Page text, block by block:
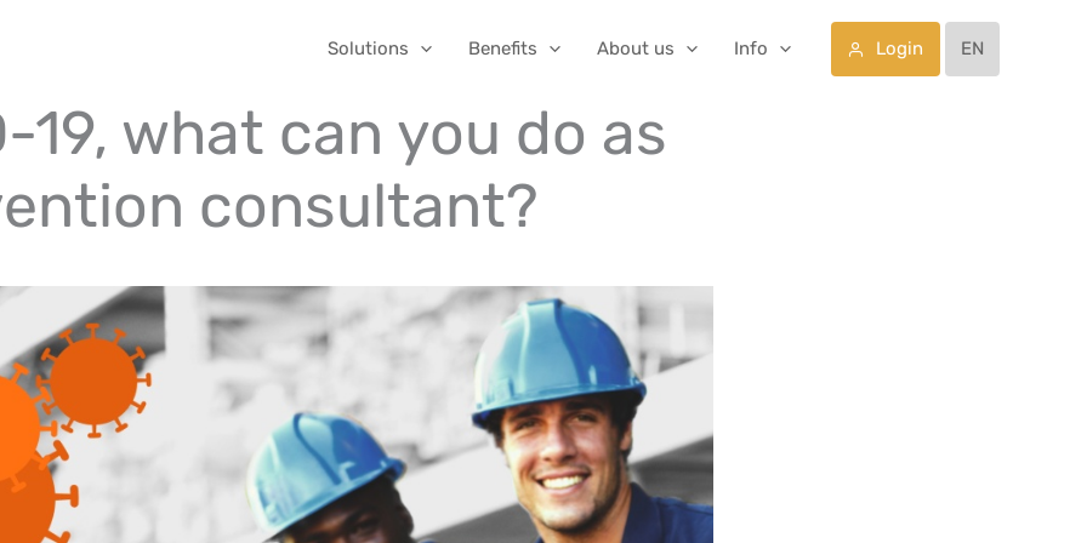
Solutions Benefits About us Info Login EN
19, what can you do as
consultant?